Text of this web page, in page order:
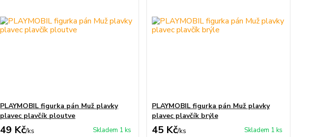
PLAYMOBIL figurka pán Muž plavky
plavec plavčík ploutve
49 Kč/ks Skladem 1 ks
PLAYMOBIL figurka pán Muž plavky
plavec plavčík brýle
45 Kč/ks Skladem 1 ks